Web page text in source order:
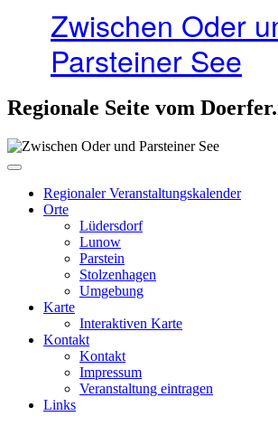
Zwischen Oder
Parsteiner See
Regionale Seite vom
Regionaler Veranstaltungskalender
Orte
Lüdersdorf
Lunow
Parstein
Stolzenhagen
Umgebung
Karte
Interaktiven Karte
Kontakt
Kontakt
Impressum
Veranstaltung eintragen
Links